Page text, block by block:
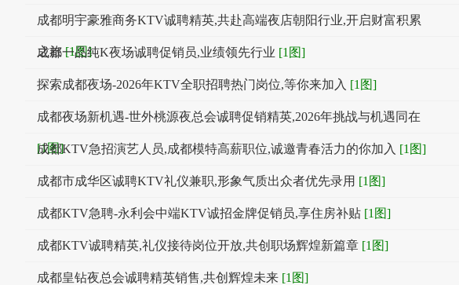
成都明宇豪雅商务KTV诚聘精英,共赴高端夜店朝阳行业,开启财富积累
之旅 [1图]
成都一品纯K夜场诚聘促销员,业绩领先行业 [1图]
探索成都夜场-2026年KTV全职招聘热门岗位,等你来加入 [1图]
成都夜场新机遇-世外桃源夜总会诚聘促销精英,2026年挑战与机遇同在
[1图]
成都KTV急招演艺人员,成都模特高薪职位,诚邀青春活力的你加入 [1图]
成都市成华区诚聘KTV礼仪兼职,形象气质出众者优先录用 [1图]
成都KTV急聘-永利会中端KTV诚招金牌促销员,享住房补贴 [1图]
成都KTV诚聘精英,礼仪接待岗位开放,共创职场辉煌新篇章 [1图]
成都皇钻夜总会诚聘精英销售,共创辉煌未来 [1图]